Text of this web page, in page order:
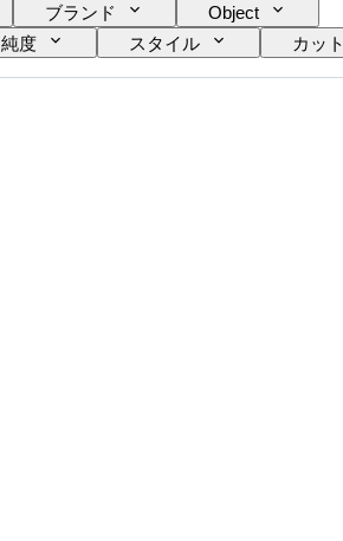
ブランド
Object
純度 スタイル
カット
処理
ダイヤモンド タイプ